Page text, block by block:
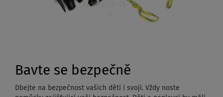
Bavte se bezpečně
Dbejte na bezpečnost vašich dětí i svoji. Vždy noste